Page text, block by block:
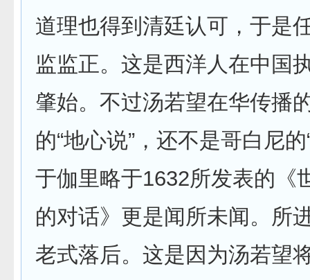
道理也得到清廷认可，于是
监监正。这是西洋人在中国
肇始。不过汤若望在华传播
的“地心说”，还不是哥白尼
于伽里略于1632所发表的《
的对话》更是闻所未闻。所
老式落后。这是因为汤若望